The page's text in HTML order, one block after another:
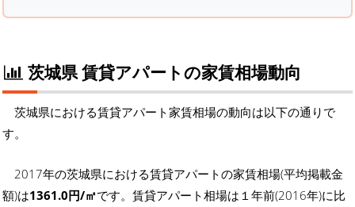
茨城県 賃貸アパートの家賃相場動向
茨城県における賃貸アパート家賃相場の動向は以下の通りで
す。
2017年の茨城県における賃貸アパートの家賃相場(平均掲載金
額)は1361.0円/㎡です。賃貸アパート相場は１年前(2016年)に比